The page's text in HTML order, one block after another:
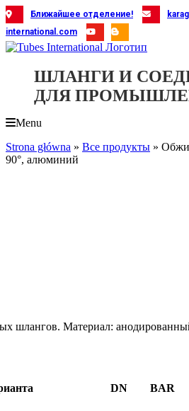
Skip
to
content
Ближайшее отделение!
international.com
ШЛАНГИ И
ДЛЯ
Menu
Strona główna » Все продукты »
90°, алюминий
шлангов. Материал:
DN BAR